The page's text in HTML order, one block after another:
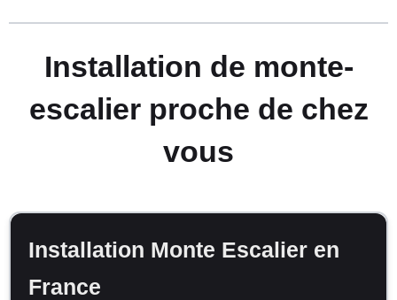
Installation de monte-
escalier proche de chez
vous
Installation Monte Escalier en
France